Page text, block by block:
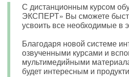
С дистанционным курсом
ЭКСПЕРТ» Вы сможете
усвоить все необходимые в
Благодаря новой системе
озвученными курсами и
мультимедийными
будет интересным и